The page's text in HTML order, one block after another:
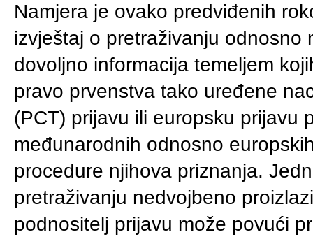
Namjera je ovako predviđenih
izvještaj o pretraživanju odnosno
dovoljno informacija temeljem
pravo prvenstva tako uređene
(PCT) prijavu ili europsku prijavu
međunarodnih odnosno
procedure njihova priznanja.
pretraživanju nedvojbeno
podnositelj prijavu može povući